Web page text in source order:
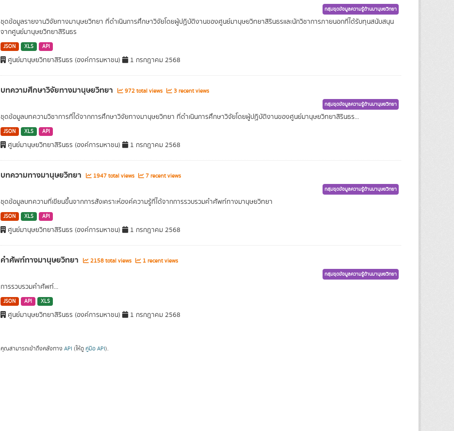
กลุ่มชุดข้อมูลความรู้ด้านมานุษยวิทยา
ชุดข้อมูลรายงานวิจัยทางมานุษยวิทยา ที่ดำเนินการศึกษาวิจัยโดยผู้ปฏิบัติงานของศูนย์มานุษยวิทยาสิรินธรและนักวิชาการภายนอกที่ได้รับทุนสนับสนุน
จากศูนย์มานุษยวิทยาสิรินธร
JSON XLS API
ศูนย์มานุษยวิทยาสิรินธร (องค์การมหาชน) 1 กรกฎาคม 2568
บทความศึกษาวิจัยทางมานุษยวิทยา 972 total views 3 recent views
กลุ่มชุดข้อมูลความรู้ด้านมานุษยวิทยา
ชุดข้อมูลบทความวิชาการที่ได้จากการศึกษาวิจัยทางมานุษยวิทยา ที่ดำเนินการศึกษาวิจัยโดยผู้ปฏิบัติงานของศูนย์มานุษยวิทยาสิรินธร...
JSON XLS API
ศูนย์มานุษยวิทยาสิรินธร (องค์การมหาชน) 1 กรกฎาคม 2568
บทความทางมานุษยวิทยา 1947 total views 7 recent views
กลุ่มชุดข้อมูลความรู้ด้านมานุษยวิทยา
ชุดข้อมูลบทความที่เขียนขึ้นจากการสังเคราะห์องค์ความรู้ที่ได้จากการรวบรวมคำศัพท์ทางมานุษยวิทยา
JSON XLS API
ศูนย์มานุษยวิทยาสิรินธร (องค์การมหาชน) 1 กรกฎาคม 2568
คำศัพท์ทางมานุษยวิทยา 2158 total views 1 recent views
กลุ่มชุดข้อมูลความรู้ด้านมานุษยวิทยา
การรวบรวมคำศัพท์...
JSON API XLS
ศูนย์มานุษยวิทยาสิรินธร (องค์การมหาชน) 1 กรกฎาคม 2568
คุณสามารถเข้าถึงคลังทาง API (ให้ดู คู่มือ API).